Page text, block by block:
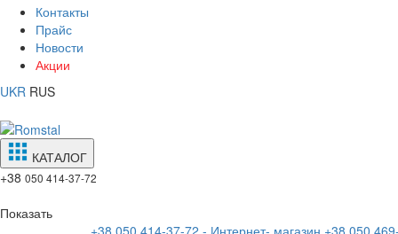
Контакты
Прайс
Новости
Акции
UKR RUS
КАТАЛОГ
+38 050 414-37-72
Показать
+38 050 414-37-72 - Интернет- магазин +38 050